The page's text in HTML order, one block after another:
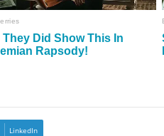
LinkedIn